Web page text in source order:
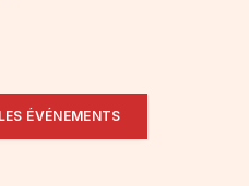
ÉVÉNEMENTS